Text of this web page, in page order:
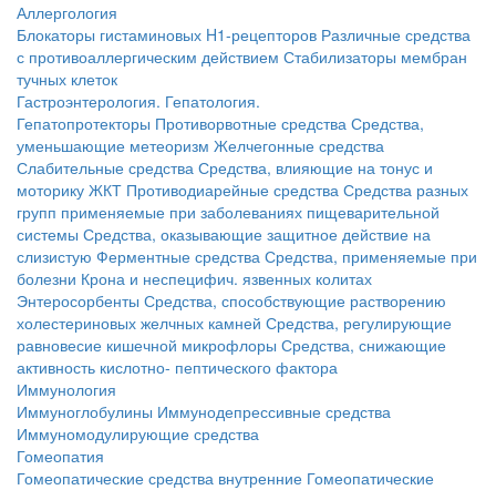
Аллергология
Блокаторы гистаминовых H1-рецепторов Различные средства
с противоаллергическим действием Стабилизаторы мембран
тучных клеток
Гастроэнтерология. Гепатология.
Гепатопротекторы Противорвотные средства Средства,
уменьшающие метеоризм Желчегонные средства
Слабительные средства Средства, влияющие на тонус и
моторику ЖКТ Противодиарейные средства Средства разных
групп применяемые при заболеваниях пищеварительной
системы Средства, оказывающие защитное действие на
слизистую Ферментные средства Средства, применяемые при
болезни Крона и неспецифич. язвенных колитах
Энтеросорбенты Средства, способствующие растворению
холестериновых желчных камней Средства, регулирующие
равновесие кишечной микрофлоры Средства, снижающие
активность кислотно- пептического фактора
Иммунология
Иммуноглобулины Иммунодепрессивные средства
Иммуномодулирующие средства
Гомеопатия
Гомеопатические средства внутренние Гомеопатические